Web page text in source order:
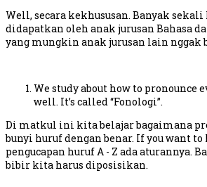
Well, secara kekhususan. Banyak
didapatkan oleh anak jurusan Bahasa
yang mungkin anak jurusan lain nggak
We study about how to pronounce
well. It’s called “Fonologi”.
Di matkul ini kita belajar bagaimana
bunyi huruf dengan benar. If you want
pengucapan huruf A - Z ada aturannya.
bibir kita harus diposisikan.